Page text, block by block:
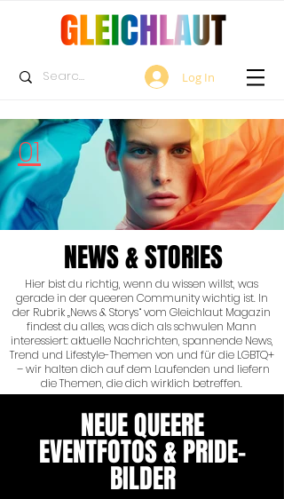
Log In
01
NEWS & STORIES
Hier bist du richtig, wenn du wissen willst, was
gerade in der queeren Community wichtig ist. In
der Rubrik „News & Storys“ vom Gleichlaut Magazin
findest du alles, was dich als schwulen Mann
interessiert: aktuelle Nachrichten, spannende News,
Trend und Lifestyle-Themen von und für die LGBTQ+
– wir halten dich auf dem Laufenden und liefern
die Themen, die dich wirklich betreffen.
NEUE QUEERE
EVENTFOTOS & PRIDE-
BILDER